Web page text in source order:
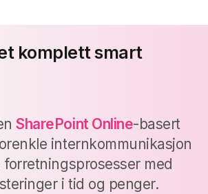
komplett smart
SharePoint Online-basert
internkommunikasjon
med
i tid og penger.